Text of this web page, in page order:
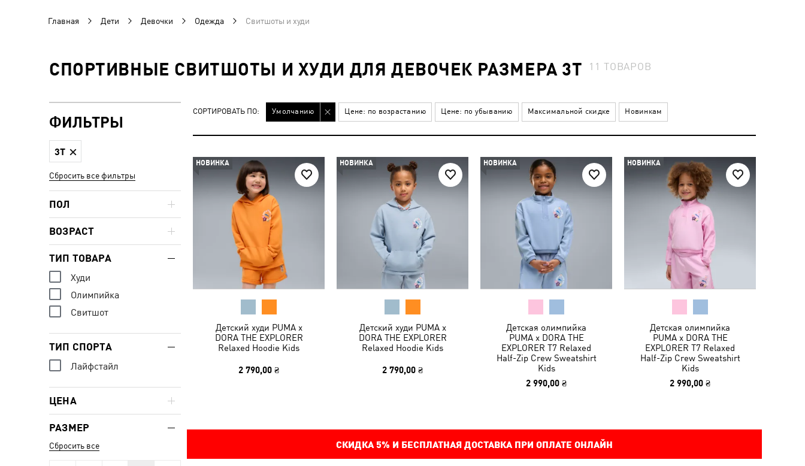
Главная Дети Девочки Одежда Свитшоты и худи
СПОРТИВНЫЕ СВИТШОТЫ И ХУДИ ДЛЯ ДЕВОЧЕК РАЗМЕРА 3T 11 ТОВАРОВ
СОРТИРОВАТЬ ПО: Умолчанию Цене: по возрастанию Цене: по убыванию Максимальной скидке Новинкам
НОВИНКА
Детский худи PUMA x
DORA THE EXPLORER
Relaxed Hoodie Kids
2 790,00 ₴
НОВИНКА
Детский худи PUMA x
DORA THE EXPLORER
Relaxed Hoodie Kids
2 790,00 ₴
НОВИНКА
Детская олимпийка
PUMA x DORA THE
EXPLORER T7 Relaxed
Half-Zip Crew Sweatshirt
Kids
2 990,00 ₴
НОВИНКА
Детская олимпийка
PUMA x DORA THE
EXPLORER T7 Relaxed
Half-Zip Crew Sweatshirt
Kids
2 990,00 ₴
СКИДКА 5% И БЕСПЛАТНАЯ ДОСТАВКА ПРИ ОПЛАТЕ ОНЛАЙН
ФИЛЬТРЫ
3T
Сбросить все фильтры
ПОЛ
ВОЗРАСТ
ТИП ТОВАРА
Худи
Олимпийка
Свитшот
ТИП СПОРТА
Лайфстайл
ЦЕНА
РАЗМЕР
Сбросить все